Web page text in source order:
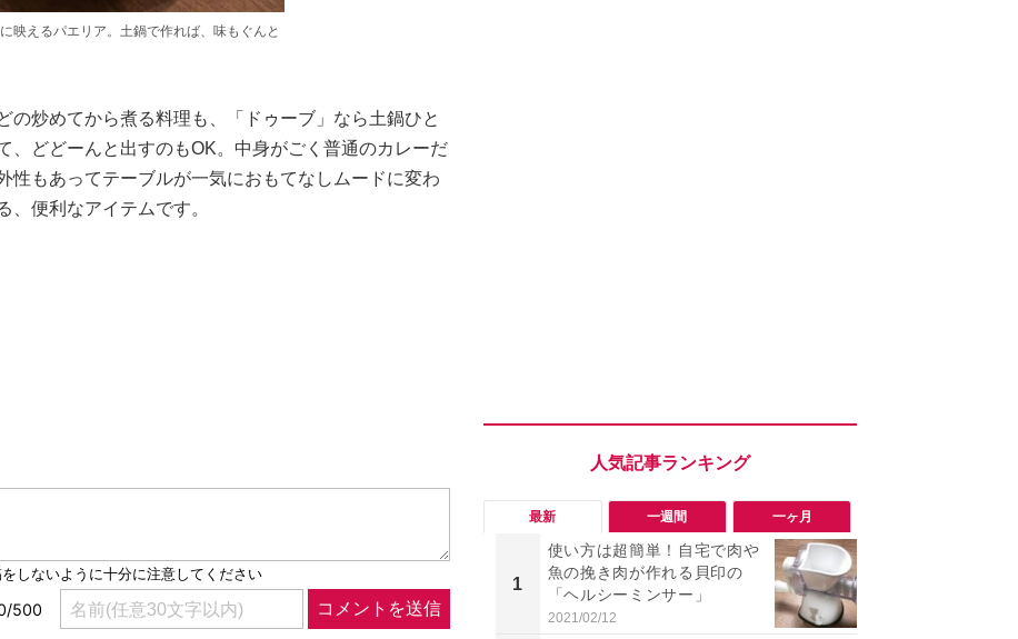
映えるパエリア。土鍋で作れば、味もぐんと
の炒めてから煮る料理も、「ドゥーブ」なら土鍋ひと
、どどーんと出すのもOK。中身がごく普通のカレーだ
性もあってテーブルが一気におもてなしムードに変わ
、便利なアイテムです。
最新 一週間 一ヶ月
1
使い方は超簡単！自宅で肉や
魚の挽き肉が作れる貝印の
「ヘルシーミンサー」
2021/02/12